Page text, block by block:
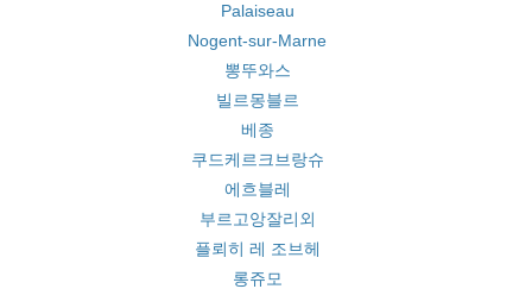
Palaiseau
Nogent-sur-Marne
뽕뚜와스
빌르몽블르
베종
쿠드케르크브랑슈
에흐블레
부르고앙잘리외
플뢰히 레 조브헤
롱쥬모